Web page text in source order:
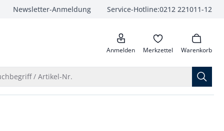
Newsletter-Anmeldung Service-Hotline:0212 221011-12
anrufen
Anmelden Merkzettel Warenkorb
/ Artikel-Nr.